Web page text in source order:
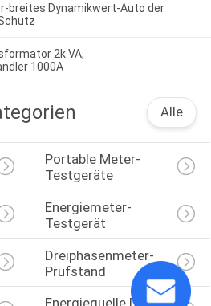
breites Dynamikwert-Auto der
2k VA,
1000A
Alle
Portable Meter-
Testgeräte
Energiemeter-
Testgerät
Dreiphasenmeter-
Prüfstand